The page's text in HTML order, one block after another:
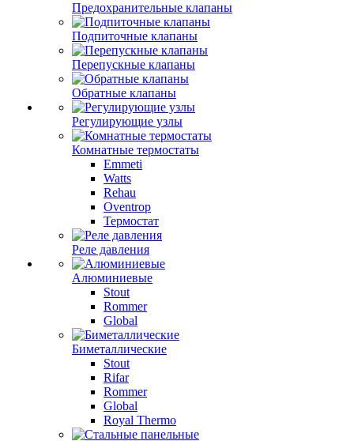
Предохранительные клапаны
Подпиточные клапаны
Перепускные клапаны
Обратные клапаны
Регулирующие узлы
Комнатные термостаты
Emmeti
Watts
Rehau
Oventrop
Термостат
Реле давления
Алюминиевые
Stout
Rommer
Global
Биметаллические
Stout
Rifar
Rommer
Global
Royal Thermo